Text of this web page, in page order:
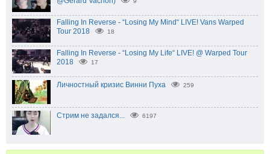
Falling In Reverse - “Losing My Mind“ LIVE! Vans Warped
Tour 2018
18
Falling In Reverse - “Losing My Life“ LIVE! @ Warped Tour
2018
17
Личностный кризис Винни Пуха 259
Стрим не задался... 6197